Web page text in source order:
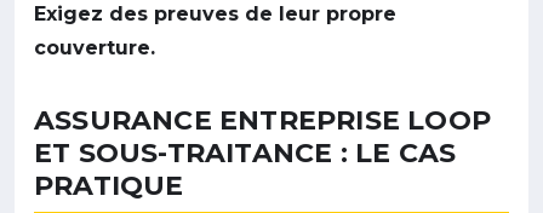
Exigez des preuves de leur propre
couverture.
ASSURANCE ENTREPRISE LOOP
ET SOUS-TRAITANCE : LE CAS
PRATIQUE